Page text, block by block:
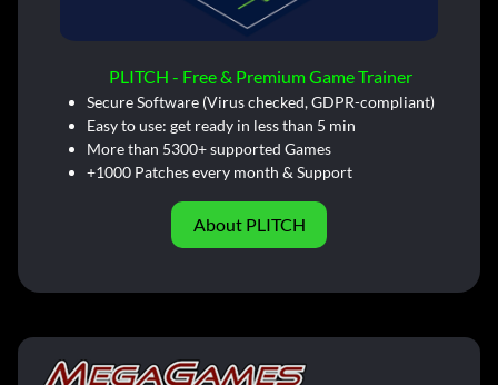
PLITCH - Free & Premium Game Trainer
Secure Software (Virus checked, GDPR-compliant)
Easy to use: get ready in less than 5 min
More than 5300+ supported Games
+1000 Patches every month & Support
About PLITCH